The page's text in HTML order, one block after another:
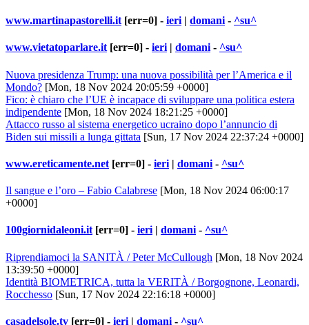
www.martinapastorelli.it [err=0] - ieri | domani - ^su^
www.vietatoparlare.it [err=0] - ieri | domani - ^su^
Nuova presidenza Trump: una nuova possibilità per l’America e il
Mondo? [Mon, 18 Nov 2024 20:05:59 +0000]
Fico: è chiaro che l’UE è incapace di sviluppare una politica estera
indipendente [Mon, 18 Nov 2024 18:21:25 +0000]
Attacco russo al sistema energetico ucraino dopo l’annuncio di
Biden sui missili a lunga gittata [Sun, 17 Nov 2024 22:37:24 +0000]
www.ereticamente.net [err=0] - ieri | domani - ^su^
Il sangue e l’oro – Fabio Calabrese [Mon, 18 Nov 2024 06:00:17
+0000]
100giornidaleoni.it [err=0] - ieri | domani - ^su^
Riprendiamoci la SANITÀ / Peter McCullough [Mon, 18 Nov 2024
13:39:50 +0000]
Identità BIOMETRICA, tutta la VERITÀ / Borgognone, Leonardi,
Rocchesso [Sun, 17 Nov 2024 22:16:18 +0000]
casadelsole.tv [err=0] - ieri | domani - ^su^